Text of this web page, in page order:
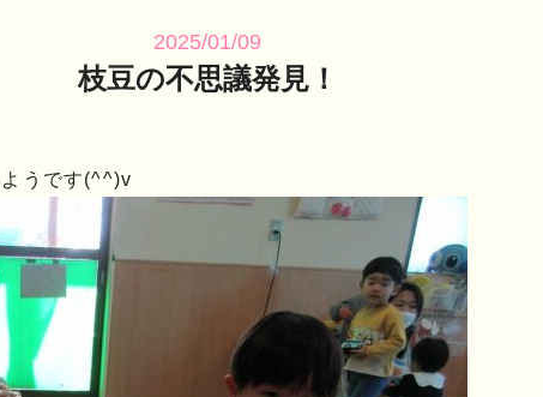
2025/01/09
枝豆の不思議発見！
うです(^^)v